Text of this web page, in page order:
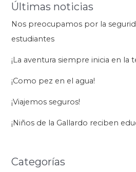
Últimas noticias
Nos preocupamos por la
estudiantes
¡La aventura siempre inicia en la
¡Como pez en el agua!
¡Viajemos seguros!
¡Niños de la Gallardo reciben
Categorías